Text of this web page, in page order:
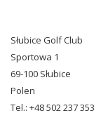
Słubice Golf Club
Sportowa 1
69-100 Słubice
Polen
Tel.: +48 502 237 353